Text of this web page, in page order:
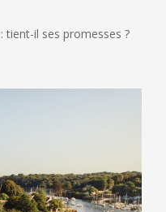
ses promesses ?